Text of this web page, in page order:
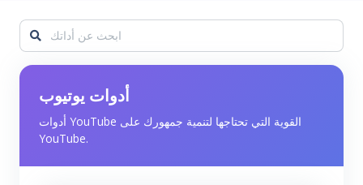
أدوات يوتيوب
أدوات YouTube القوية التي تحتاجها لتنمية جمهورك على
YouTube.